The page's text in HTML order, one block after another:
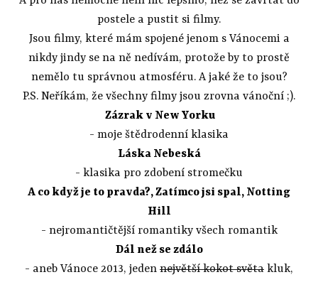
postele a pustit si filmy.
Jsou filmy, které mám spojené jenom s Vánocemi a
nikdy jindy se na ně nedívám, protože by to prostě
nemělo tu správnou atmosféru. A jaké že to jsou?
P.S. Neříkám, že všechny filmy jsou zrovna vánoční ;).
Zázrak v New Yorku
- moje štědrodenní klasika
Láska Nebeská
- klasika pro zdobení stromečku
A co když je to pravda?, Zatímco jsi spal, Notting
Hill
- nejromantičtější romantiky všech romantik
Dál než se zdálo
- aneb Vánoce 2013, jeden největší kokot světa kluk,